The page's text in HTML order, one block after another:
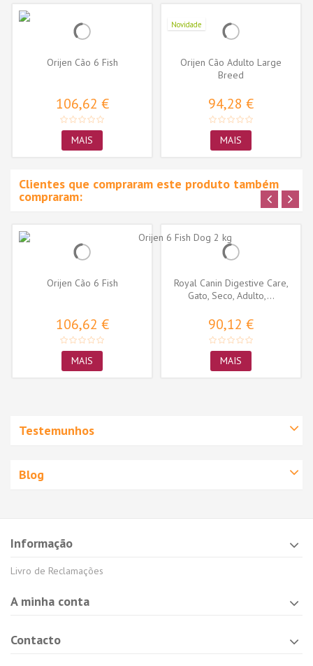
Orijen Cão 6 Fish
106,62 €
MAIS
Novidade
Orijen Cão Adulto Large
Breed
94,28 €
MAIS
Clientes que compraram este produto também
compraram:
Orijen Cão 6 Fish
106,62 €
MAIS
Royal Canin Digestive Care,
Gato, Seco, Adulto,...
90,12 €
MAIS
Testemunhos
Blog
Informação
Livro de Reclamações
A minha conta
Contacto